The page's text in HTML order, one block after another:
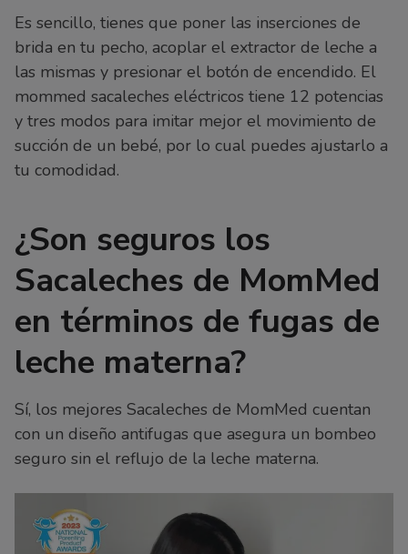
Es sencillo, tienes que poner las inserciones de
brida en tu pecho, acoplar el extractor de leche a
las mismas y presionar el botón de encendido. El
mommed sacaleches eléctricos tiene 12 potencias
y tres modos para imitar mejor el movimiento de
succión de un bebé, por lo cual puedes ajustarlo a
tu comodidad.
¿Son seguros los
Sacaleches de MomMed
en términos de fugas de
leche materna?
Sí, los mejores Sacaleches de MomMed cuentan
con un diseño antifugas que asegura un bombeo
seguro sin el reflujo de la leche materna.